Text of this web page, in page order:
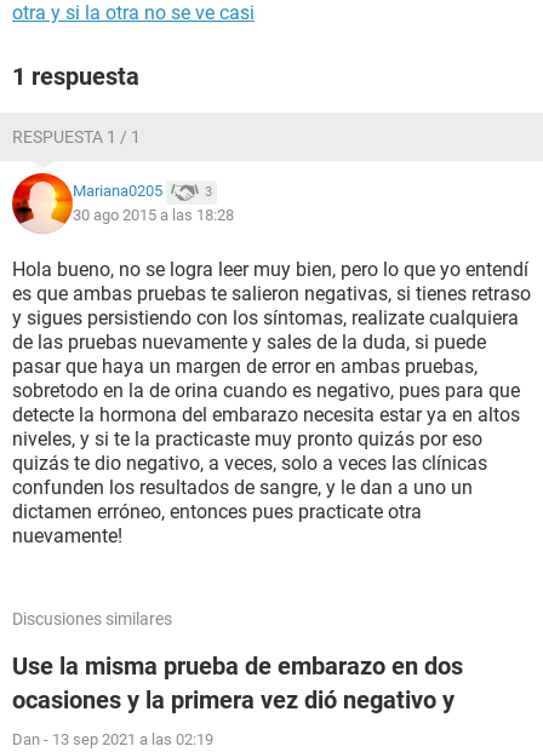
otra y si la otra no se ve casi
1 respuesta
RESPUESTA 1 / 1
Mariana0205 3
30 ago 2015 a las 18:28
Hola bueno, no se logra leer muy bien, pero lo que yo entendí
es que ambas pruebas te salieron negativas, si tienes retraso
y sigues persistiendo con los síntomas, realizate cualquiera
de las pruebas nuevamente y sales de la duda, si puede
pasar que haya un margen de error en ambas pruebas,
sobretodo en la de orina cuando es negativo, pues para que
detecte la hormona del embarazo necesita estar ya en altos
niveles, y si te la practicaste muy pronto quizás por eso
quizás te dio negativo, a veces, solo a veces las clínicas
confunden los resultados de sangre, y le dan a uno un
dictamen erróneo, entonces pues practicate otra
nuevamente!
Discusiones similares
Use la misma prueba de embarazo en dos
ocasiones y la primera vez dió negativo y
Dan - 13 sep 2021 a las 02:19